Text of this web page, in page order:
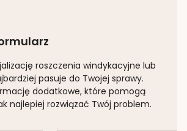
roszczenia windykacyjne lub
pasuje do Twojej sprawy.
dodatkowe, które pomogą
najlepiej rozwiązać Twój problem.